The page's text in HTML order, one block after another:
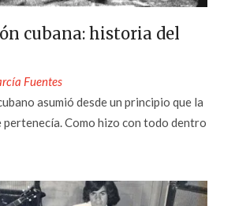
cubana: historia del
Fuentes
asumió desde un principio que la
Como hizo con todo dentro